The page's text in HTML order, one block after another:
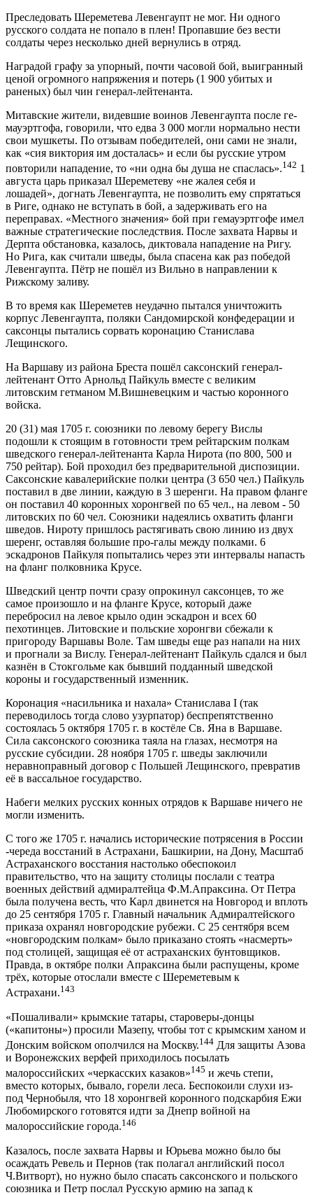
Преследовать Шереметева Левенгаупт не мог. Ни одного
русского солдата не попало в плен! Пропавшие без вести
солдаты через несколько дней вернулись в отряд.
Наградой графу за упорный, почти часовой бой, выигранный
ценой огромного напряжения и потерь (1 900 убитых и
раненых) был чин генерал-лейтенанта.
Митавские жители, видевшие воинов Левенгаупта после ге-
мауэртгофа, говорили, что едва 3 000 могли нормально нести
свои мушкеты. По отзывам победителей, они сами не знали,
как «сия виктория им досталась» и если бы русские утром
повторили нападение, то «ни одна бы душа не спаслась».142 1
августа царь приказал Шереметеву «не жалея себя и
лошадей», догнать Левенгаупта, не позволить ему спрятаться
в Риге, однако не вступать в бой, а задерживать его на
переправах. «Местного значения» бой при гемауэртгофе имел
важные стратегические последствия. После захвата Нарвы и
Дерпта обстановка, казалось, диктовала нападение на Ригу.
Но Рига, как считали шведы, была спасена как раз победой
Левенгаупта. Пётр не пошёл из Вильно в направлении к
Рижскому заливу.
В то время как Шереметев неудачно пытался уничтожить
корпус Левенгаупта, поляки Сандомирской конфедерации и
саксонцы пытались сорвать коронацию Станислава
Лещинского.
На Варшаву из района Бреста пошёл саксонский генерал-
лейтенант Отто Арнольд Пайкуль вместе с великим
литовским гетманом М.Вишневецким и частью коронного
войска.
20 (31) мая 1705 г. союзники по левому берегу Вислы
подошли к стоящим в готовности трем рейтарским полкам
шведского генерал-лейтенанта Карла Нирота (по 800, 500 и
750 рейтар). Бой проходил без предварительной диспозиции.
Саксонские кавалерийские полки центра (3 650 чел.) Пайкуль
поставил в две линии, каждую в 3 шеренги. На правом фланге
он поставил 40 коронных хоронгвей по 65 чел., на левом - 50
литовских по 60 чел. Союзники надеялись охватить фланги
шведов. Нироту пришлось растягивать свою линию из двух
шеренг, оставляя большие про-галы между полками. 6
эскадронов Пайкуля попытались через эти интервалы напасть
на фланг полковника Крусе.
Шведский центр почти сразу опрокинул саксонцев, то же
самое произошло и на фланге Крусе, который даже
перебросил на левое крыло один эскадрон и всех 60
пехотинцев. Литовские и польские хоронгви сбежали к
пригороду Варшавы Воле. Там шведы еще раз напали на них
и прогнали за Вислу. Генерал-лейтенант Пайкуль сдался и был
казнён в Стокгольме как бывший подданный шведской
короны и государственный изменник.
Коронация «насильника и нахала» Станислава I (так
переводилось тогда слово узурпатор) беспрепятственно
состоялась 5 октября 1705 г. в костёле Св. Яна в Варшаве.
Сила саксонского союзника таяла на глазах, несмотря на
русские субсидии. 28 ноября 1705 г. шведы заключили
неравноправный договор с Польшей Лещинского, превратив
её в вассальное государство.
Набеги мелких русских конных отрядов к Варшаве ничего не
могли изменить.
С того же 1705 г. начались исторические потрясения в России
-череда восстаний в Астрахани, Башкирии, на Дону, Масштаб
Астраханского восстания настолько обеспокоил
правительство, что на защиту столицы послали с театра
военных действий адмиралтейца Ф.М.Апраксина. От Петра
была получена весть, что Карл двинется на Новгород и вплоть
до 25 сентября 1705 г. Главный начальник Адмиралтейского
приказа охранял новгородские рубежи. С 25 сентября всем
«новгородским полкам» было приказано стоять «насмерть»
под столицей, защищая её от астраханских бунтовщиков.
Правда, в октябре полки Апраксина были распущены, кроме
трёх, которые отослали вместе с Шереметевым к
Астрахани.143
«Пошаливали» крымские татары, староверы-донцы
(«капитоны») просили Мазепу, чтобы тот с крымским ханом и
Донским войском ополчился на Москву.144 Для защиты Азова
и Воронежских верфей приходилось посылать
малороссийских «черкасских казаков»145 и жечь степи,
вместо которых, бывало, горели леса. Беспокоили слухи из-
под Чернобыля, что 18 хоронгвей коронного подскарбия Ежи
Любомирского готовятся идти за Днепр войной на
малороссийские города.146
Казалось, после захвата Нарвы и Юрьева можно было бы
осаждать Ревель и Пернов (так полагал английский посол
Ч.Витворт), но нужно было спасать саксонского и польского
союзника и Петр послал Русскую армию на запад к